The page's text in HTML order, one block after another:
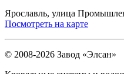
Ярославль, улица
Посмотреть на карте
© 2008-2026 Завод «Элсан»